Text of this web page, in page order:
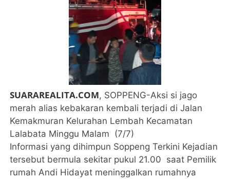
SUARAREALITA.COM, SOPPENG-Aksi si jago
merah alias kebakaran kembali terjadi di Jalan
Kemakmuran Kelurahan Lembah Kecamatan
Lalabata Minggu Malam (7/7)
Informasi yang dihimpun Soppeng Terkini Kejadian
tersebut bermula sekitar pukul 21.00 saat Pemilik
rumah Andi Hidayat meninggalkan rumahnya